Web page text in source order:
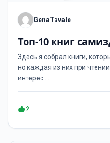
GenaTsvale
Топ-10 книг
Здесь я собрал книги,
но каждая из них при
интерес....
2